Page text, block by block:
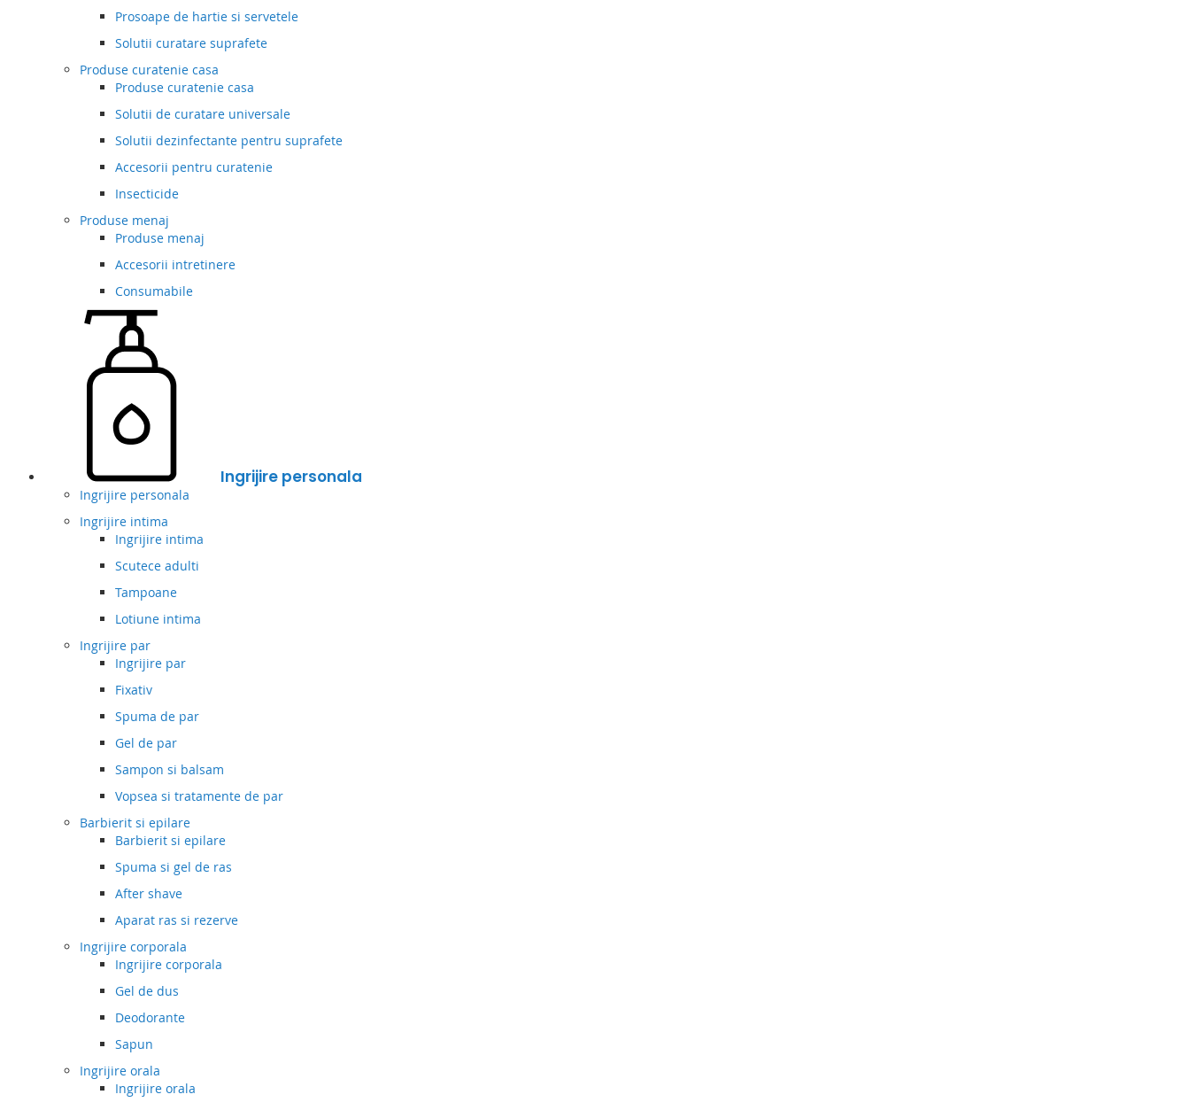
Prosoape de hartie si servetele
Solutii curatare suprafete
Produse curatenie casa
Produse curatenie casa
Solutii de curatare universale
Solutii dezinfectante pentru suprafete
Accesorii pentru curatenie
Insecticide
Produse menaj
Produse menaj
Accesorii intretinere
Consumabile
Ingrijire personala
Ingrijire personala
Ingrijire intima
Ingrijire intima
Scutece adulti
Tampoane
Lotiune intima
Ingrijire par
Ingrijire par
Fixativ
Spuma de par
Gel de par
Sampon si balsam
Vopsea si tratamente de par
Barbierit si epilare
Barbierit si epilare
Spuma si gel de ras
After shave
Aparat ras si rezerve
Ingrijire corporala
Ingrijire corporala
Gel de dus
Deodorante
Sapun
Ingrijire orala
Ingrijire orala